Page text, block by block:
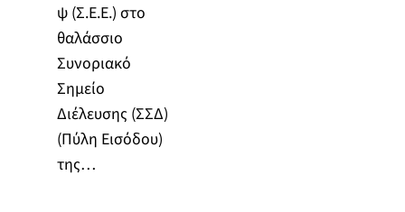
ψ (Σ.Ε.Ε.) στο
θαλάσσιο
Συνοριακό
Σημείο
Διέλευσης (ΣΣΔ)
(Πύλη Εισόδου)
της…